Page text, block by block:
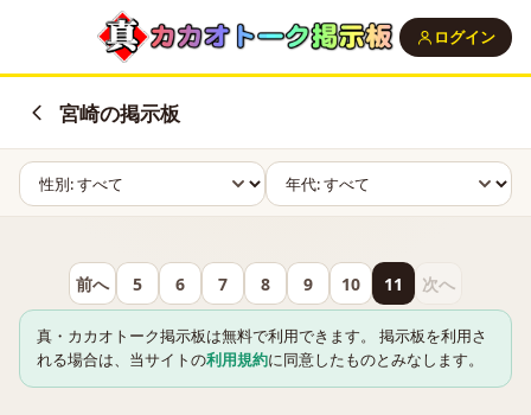
ログイン
宮崎の掲示板
前へ 5 6 7 8 9 10 11 次へ
真・カカオトーク掲示板は無料で利用できます。 掲示板を利用さ
れる場合は、当サイトの利用規約に同意したものとみなします。